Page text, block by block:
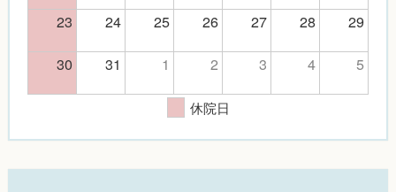
23
24 25 26 27 28
29
30
31 1 2 3 4 5
休院日